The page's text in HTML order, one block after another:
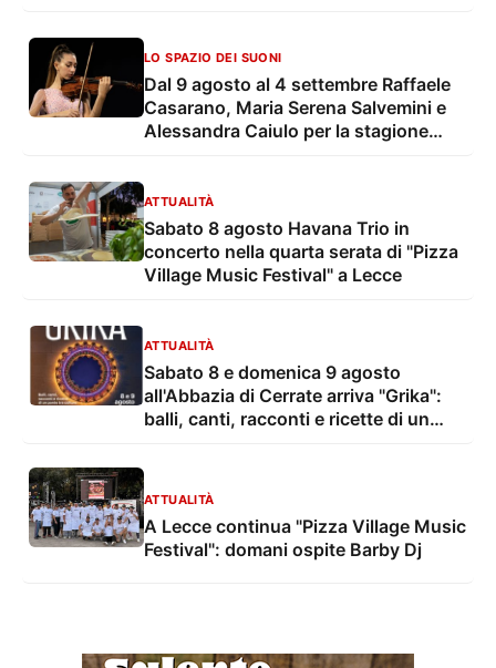
LO SPAZIO DEI SUONI
Dal 9 agosto al 4 settembre Raffaele
Casarano, Maria Serena Salvemini e
Alessandra Caiulo per la stagione
ATTUALITÀ
Sabato 8 agosto Havana Trio in
concerto nella quarta serata di "Pizza
Village Music Festival" a Lecce
ATTUALITÀ
Sabato 8 e domenica 9 agosto
all'Abbazia di Cerrate arriva "Grika":
balli, canti, racconti e ricette di un
ATTUALITÀ
A Lecce continua "Pizza Village Music
Festival": domani ospite Barby Dj